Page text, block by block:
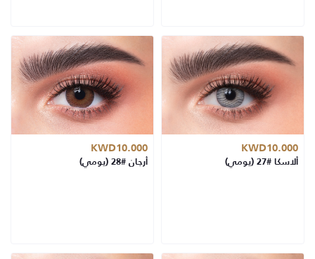
KWD10.000
ألاسكا #27 (يومي)
KWD10.000
أرجان #28 (يومي)